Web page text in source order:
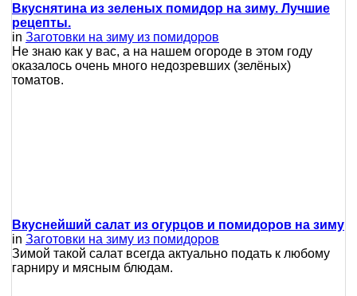
Вкуснятина из зеленых помидор на зиму. Лучшие
рецепты.
in Заготовки на зиму из помидоров
Не знаю как у вас, а на нашем огороде в этом году
оказалось очень много недозревших (зелёных)
томатов.
Вкуснейший салат из огурцов и помидоров на зиму
in Заготовки на зиму из помидоров
Зимой такой салат всегда актуально подать к любому
гарниру и мясным блюдам.